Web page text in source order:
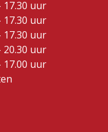
17.30 uur
17.30 uur
17.30 uur
20.30 uur
17.00 uur